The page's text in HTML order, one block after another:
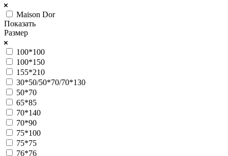
Maison Dor
Показать
Размер
100*100
100*150
155*210
30*50/50*70/70*130
50*70
65*85
70*140
70*90
75*100
75*75
76*76